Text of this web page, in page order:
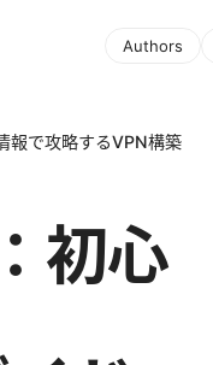
Authors
報で攻略するVPN構築
初心